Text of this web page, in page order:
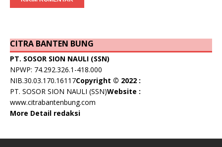
CITRA BANTEN BUNG
PT. SOSOR SION NAULI (SSN)
NPWP: 74.292.326.1-418.000
NIB.30.03.170.16117Copyright © 2022 :
PT. SOSOR SION NAULI (SSN)Website :
www.citrabantenbung.com
More Detail redaksi